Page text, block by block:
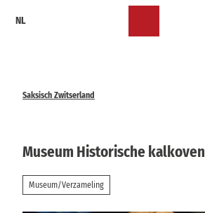
NL
Saksisch Zwitserland
Museum Historische kalkoven
Museum/Verzameling